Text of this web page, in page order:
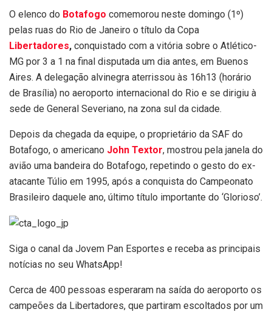
O elenco do Botafogo comemorou neste domingo (1º)
pelas ruas do Rio de Janeiro o título da Copa
Libertadores, conquistado com a vitória sobre o Atlético-
MG por 3 a 1 na final disputada um dia antes, em Buenos
Aires. A delegação alvinegra aterrissou às 16h13 (horário
de Brasília) no aeroporto internacional do Rio e se dirigiu à
sede de General Severiano, na zona sul da cidade.
Depois da chegada da equipe, o proprietário da SAF do
Botafogo, o americano John Textor, mostrou pela janela do
avião uma bandeira do Botafogo, repetindo o gesto do ex-
atacante Túlio em 1995, após a conquista do Campeonato
Brasileiro daquele ano, último título importante do ‘Glorioso’.
Siga o canal da Jovem Pan Esportes e receba as principais
notícias no seu WhatsApp!
Cerca de 400 pessoas esperaram na saída do aeroporto os
campeões da Libertadores, que partiram escoltados por um